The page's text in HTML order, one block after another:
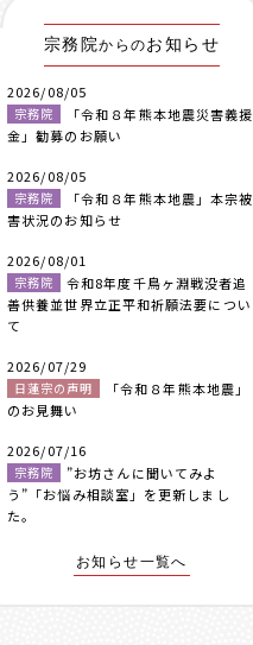
宗務院からのお知らせ
2026/08/05
宗務院
「令和８年熊本地震災害義援
金」勧募のお願い
2026/08/05
宗務院
「令和８年熊本地震」本宗被
害状況のお知らせ
2026/08/01
宗務院
令和8年度千鳥ヶ淵戦没者追
善供養並世界立正平和祈願法要につい
て
2026/07/29
日蓮宗の声明
「令和８年熊本地震」
のお見舞い
2026/07/16
宗務院
”お坊さんに聞いてみよ
う”「お悩み相談室」を更新しまし
た。
お知らせ一覧へ